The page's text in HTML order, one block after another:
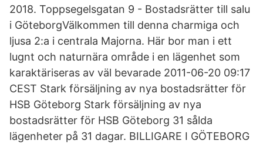
2018. Toppsegelsgatan 9 - Bostadsrätter till salu
i GöteborgVälkommen till denna charmiga och
ljusa 2:a i centrala Majorna. Här bor man i ett
lugnt och naturnära område i en lägenhet som
karaktäriseras av väl bevarade 2011-06-20 09:17
CEST Stark försäljning av nya bostadsrätter för
HSB Göteborg Stark försäljning av nya
bostadsrätter för HSB Göteborg 31 sålda
lägenheter på 31 dagar. BILLIGARE I GÖTEBORG